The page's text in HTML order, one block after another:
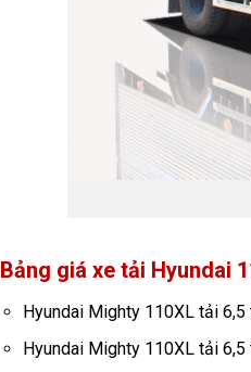
Bảng giá xe tải Hyundai
Hyundai Mighty 110XL tải
Hyundai Mighty 110XL tải